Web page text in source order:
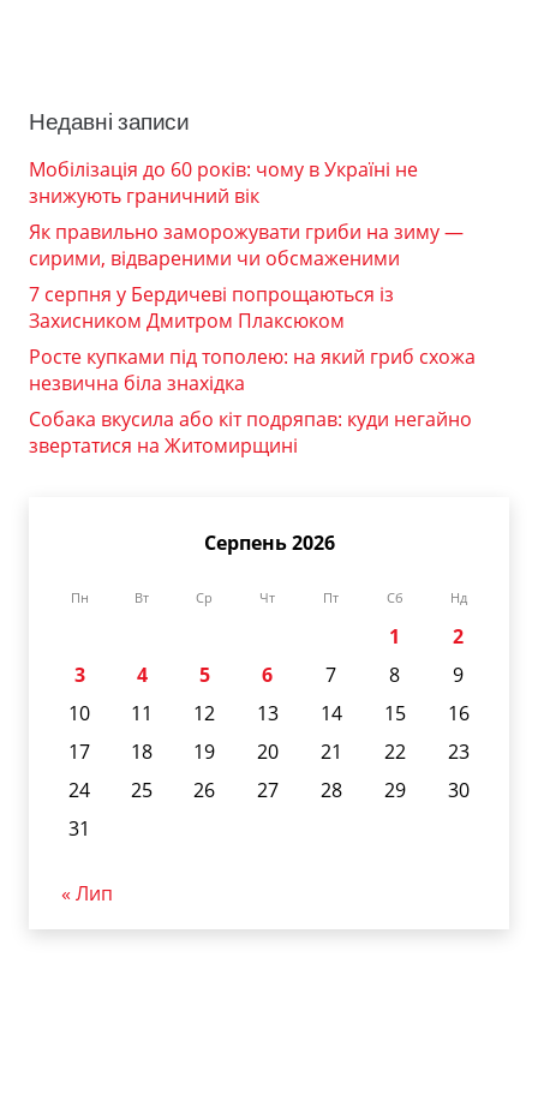
Недавні записи
Мобілізація до 60 років: чому в Україні не
знижують граничний вік
Як правильно заморожувати гриби на зиму —
сирими, відвареними чи обсмаженими
7 серпня у Бердичеві попрощаються із
Захисником Дмитром Плаксюком
Росте купками під тополею: на який гриб схожа
незвична біла знахідка
Собака вкусила або кіт подряпав: куди негайно
звертатися на Житомирщині
Серпень 2026
Пн Вт Ср Чт Пт Сб Нд
1
2
3
4 5 6 7 8
9
10
11 12 13 14 15
16
17
18 19 20 21 22
23
24
25 26 27 28 29
30
31
« Лип